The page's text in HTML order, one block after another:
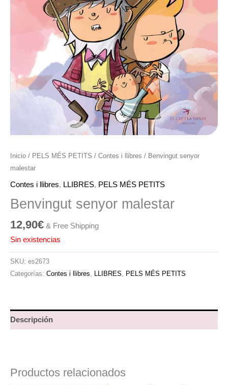
Inicio / PELS MÉS PETITS / Contes i llibres / Benvingut senyor
malestar
Contes i llibres, LLIBRES, PELS MÉS PETITS
Benvingut senyor malestar
12,90€ & Free Shipping
Sin existencias
SKU: es2673
Categorías: Contes i llibres, LLIBRES, PELS MÉS PETITS
Descripción
Productos relacionados